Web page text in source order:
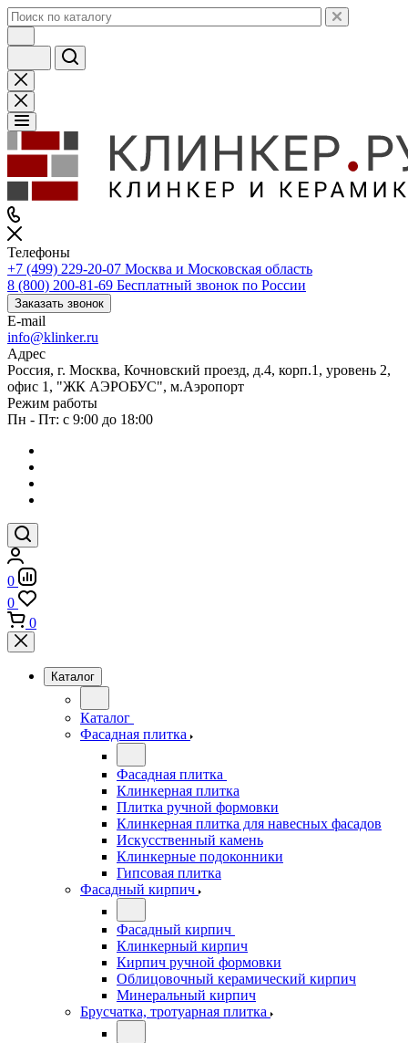
Телефоны
+7 (499) 229-20-07 Москва и Московская область
8 (800) 200-81-69 Бесплатный звонок по России
Заказать звонок
E-mail
info@klinker.ru
Адрес
Россия, г. Москва, Кочновский проезд, д.4, корп.1, уровень 2,
офис 1, "ЖК АЭРОБУС", м.Аэропорт
Режим работы
Пн - Пт: с 9:00 до 18:00
0
0
0
Каталог
Каталог
Фасадная плитка
Фасадная плитка
Клинкерная плитка
Плитка ручной формовки
Клинкерная плитка для навесных фасадов
Искусственный камень
Клинкерные подоконники
Гипсовая плитка
Фасадный кирпич
Фасадный кирпич
Клинкерный кирпич
Кирпич ручной формовки
Облицовочный керамический кирпич
Минеральный кирпич
Брусчатка, тротуарная плитка